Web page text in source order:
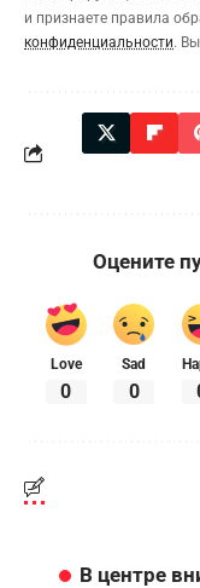
и признаете правила
конфиденциальности.
Оцените
Love
0
Sad
0
В центре